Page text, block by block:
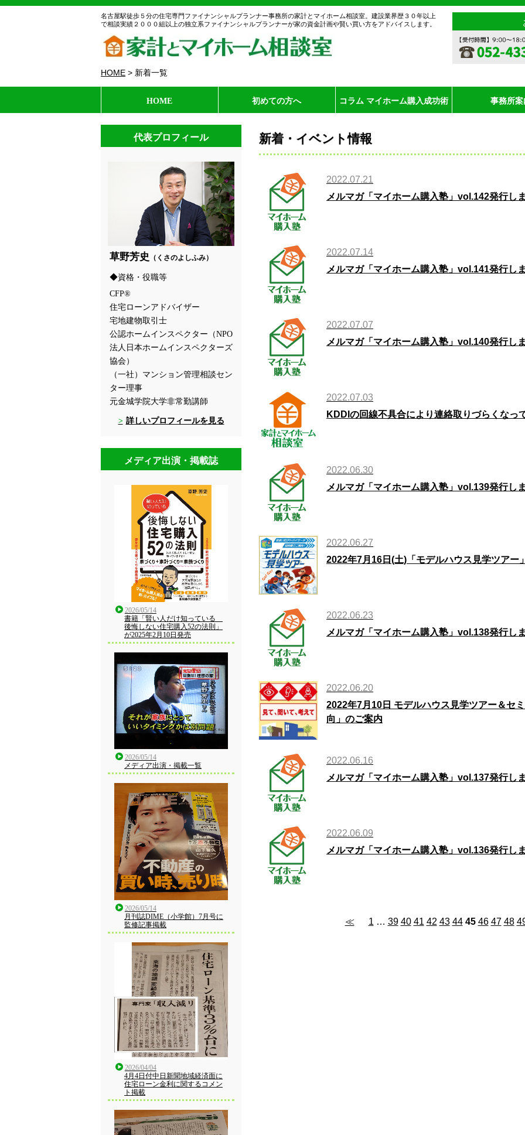
名古屋駅徒歩５分の住宅専門ファイナンシャルプランナー事務所の家計とマイホーム相談室。建設業界歴３０年以上
で相談実績２０００組以上の独立系ファイナンシャルプランナーが家の資金計画や賢い買い方をアドバイスします。
HOME > 新着一覧
HOME 初めての方へ コラム マイホーム購入成功術 事務所案
新着・イベント情報
2022.07.21
メルマガ「マイホーム購入塾」vol.142発行し
2022.07.14
メルマガ「マイホーム購入塾」vol.141発行し
2022.07.07
メルマガ「マイホーム購入塾」vol.140発行し
2022.07.03
KDDIの回線不具合により連絡取りづらくなっ
2022.06.30
メルマガ「マイホーム購入塾」vol.139発行し
2022.06.27
2022年7月16日(土)「モデルハウス見学ツアー
2022.06.23
メルマガ「マイホーム購入塾」vol.138発行し
2022.06.20
2022年7月10日 モデルハウス見学ツアー＆セ
向」のご案内
2022.06.16
メルマガ「マイホーム購入塾」vol.137発行し
2022.06.09
メルマガ「マイホーム購入塾」vol.136発行し
≪ 1 … 39 40 41 42 43 44 45 46 47 48
代表プロフィール
草野芳史 （くさのよしふみ）
資格・役職等
CFP®
住宅ローンアドバイザー
宅地建物取引士
公認ホームインスペクター（NPO
法人日本ホームインスペクターズ
協会）
（一社）マンション管理相談セン
ター理事
元金城学院大学非常勤講師
詳しいプロフィールを見る
メディア出演・掲載誌
2026/05/14
書籍「賢い人だけ知っている
後悔しない住宅購入52の法則」
が2025年2月10日発売
2026/05/14
メディア出演・掲載一覧
2026/05/14
月刊誌DIME（小学館）7月号に
監修記事掲載
2026/04/04
4月4日付中日新聞地域経済面に
住宅ローン金利に関するコメン
ト掲載